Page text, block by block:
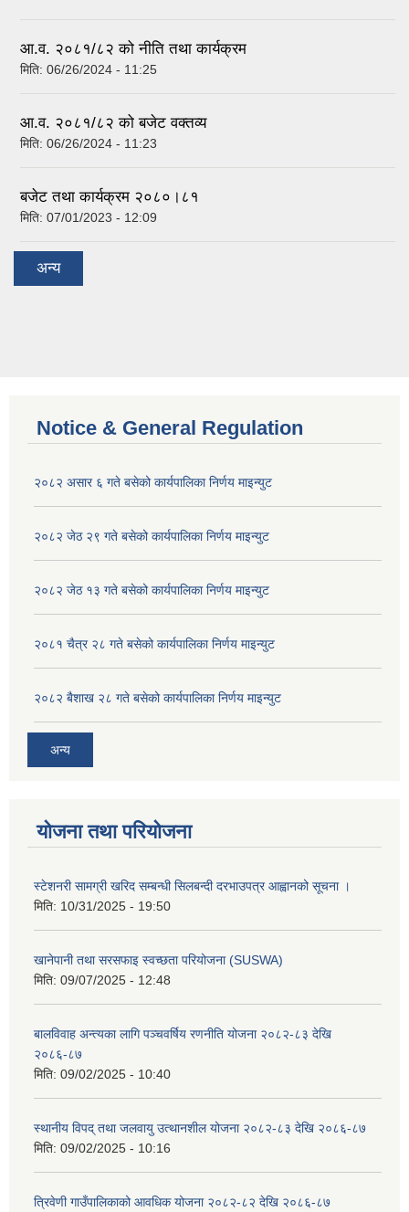
आ.व. २०८१/८२ को नीति तथा कार्यक्रम
मिति: 06/26/2024 - 11:25
आ.व. २०८१/८२ को बजेट वक्तव्य
मिति: 06/26/2024 - 11:23
बजेट तथा कार्यक्रम २०८०।८१
मिति: 07/01/2023 - 12:09
अन्य
Notice & General Regulation
२०८२ असार ६ गते बसेको कार्यपालिका निर्णय माइन्युट
२०८२ जेठ २९ गते बसेको कार्यपालिका निर्णय माइन्युट
२०८२ जेठ १३ गते बसेको कार्यपालिका निर्णय माइन्युट
२०८१ चैत्र २८ गते बसेको कार्यपालिका निर्णय माइन्युट
२०८२ बैशाख २८ गते बसेको कार्यपालिका निर्णय माइन्युट
अन्य
योजना तथा परियोजना
स्टेशनरी सामग्री खरिद सम्बन्धी सिलबन्दी दरभाउपत्र आह्वानको सूचना ।
मिति: 10/31/2025 - 19:50
खानेपानी तथा सरसफाइ स्वच्छता परियोजना (SUSWA)
मिति: 09/07/2025 - 12:48
बालविवाह अन्त्यका लागि पञ्चवर्षिय रणनीति योजना २०८२-८३ देखि
२०८६-८७
मिति: 09/02/2025 - 10:40
स्थानीय विपद् तथा जलवायु उत्थानशील योजना २०८२-८३ देखि २०८६-८७
मिति: 09/02/2025 - 10:16
त्रिवेणी गाउँपालिकाको आवधिक योजना २०८२-८२ देखि २०८६-८७